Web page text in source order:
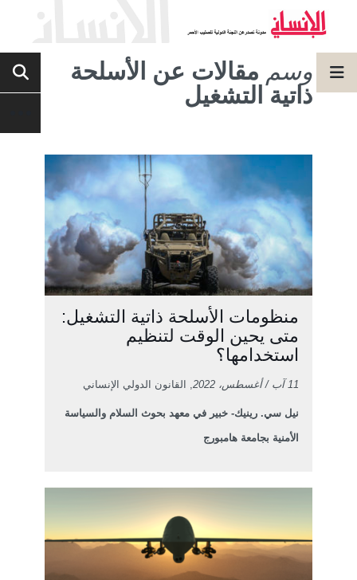
وسم مقالات عن الأسلحة
ذاتية التشغيل
منظومات الأسلحة ذاتية التشغيل:
متى يحين الوقت لتنظيم
استخدامها؟
11 آب / أغسطس، 2022 , القانون الدولي الإنساني
نيل سي. رينيك- خبير في معهد بحوث السلام والسياسة
الأمنية بجامعة هامبورج